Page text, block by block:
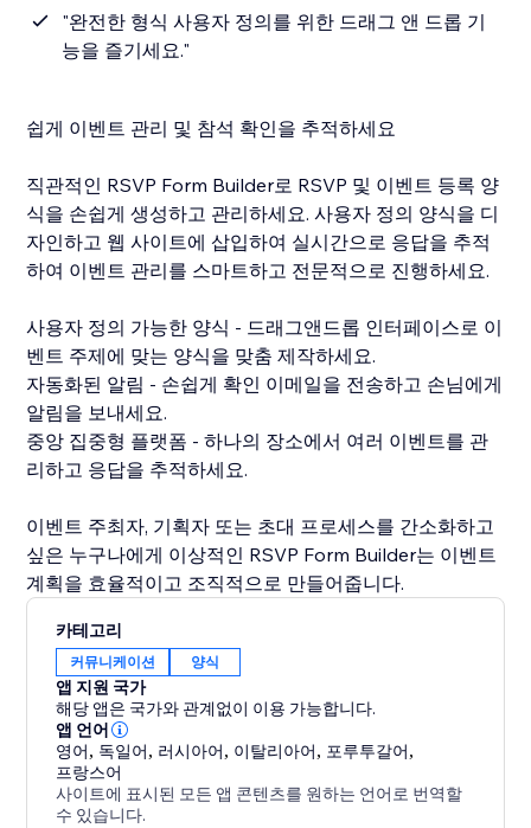
"완전한 형식 사용자 정의를 위한 드래그 앤 드롭 기
능을 즐기세요."
쉽게 이벤트 관리 및 참석 확인을 추적하세요
직관적인 RSVP Form Builder로 RSVP 및 이벤트 등록 양
식을 손쉽게 생성하고 관리하세요. 사용자 정의 양식을 디
자인하고 웹 사이트에 삽입하여 실시간으로 응답을 추적
하여 이벤트 관리를 스마트하고 전문적으로 진행하세요.
사용자 정의 가능한 양식 - 드래그앤드롭 인터페이스로 이
벤트 주제에 맞는 양식을 맞춤 제작하세요.
자동화된 알림 - 손쉽게 확인 이메일을 전송하고 손님에게
알림을 보내세요.
중앙 집중형 플랫폼 - 하나의 장소에서 여러 이벤트를 관
리하고 응답을 추적하세요.
이벤트 주최자, 기획자 또는 초대 프로세스를 간소화하고
싶은 누구나에게 이상적인 RSVP Form Builder는 이벤트
계획을 효율적이고 조직적으로 만들어줍니다.
카테고리
커뮤니케이션 양식
앱 지원 국가
해당 앱은 국가와 관계없이 이용 가능합니다.
앱 언어
영어, 독일어, 러시아어, 이탈리아어, 포루투갈어,
프랑스어
사이트에 표시된 모든 앱 콘텐츠를 원하는 언어로 번역할
수 있습니다.